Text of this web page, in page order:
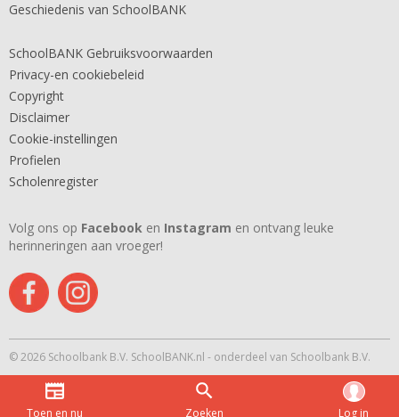
Geschiedenis van SchoolBANK
SchoolBANK Gebruiksvoorwaarden
Privacy-en cookiebeleid
Copyright
Disclaimer
Cookie-instellingen
Profielen
Scholenregister
Volg ons op Facebook en Instagram en ontvang leuke
herinneringen aan vroeger!
© 2026 Schoolbank B.V. SchoolBANK.nl - onderdeel van Schoolbank B.V.
Toen en nu Zoeken Log in